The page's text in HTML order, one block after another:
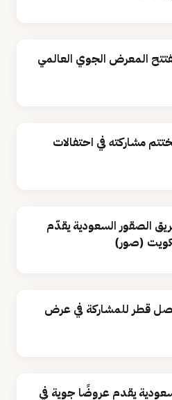
المعرض الجوي العالمي
مشاركته في احتفالات
الصقور السعودية يقدّم
(صور)
قطر للمشاركة في عرض
يقدم عروضًا جوية في